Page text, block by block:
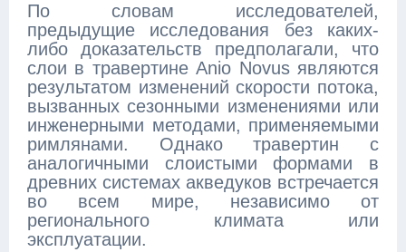
По словам исследователей,
предыдущие исследования без каких-
либо доказательств предполагали, что
слои в травертине Anio Novus являются
результатом изменений скорости потока,
вызванных сезонными изменениями или
инженерными методами, применяемыми
римлянами. Однако травертин с
аналогичными слоистыми формами в
древних системах акведуков встречается
во всем мире, независимо от
регионального климата или
эксплуатации.